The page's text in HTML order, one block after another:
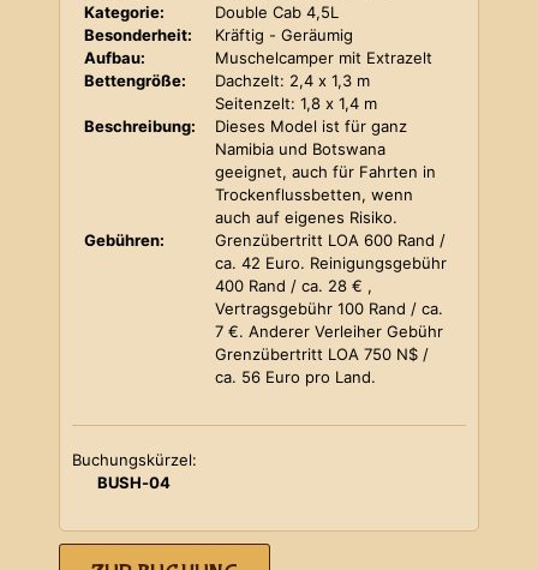
Kategorie:
Double Cab 4,5L
Besonderheit:
Kräftig - Geräumig
Aufbau:
Muschelcamper mit Extrazelt
Bettengröße:
Dachzelt: 2,4 x 1,3 m
Seitenzelt: 1,8 x 1,4 m
Beschreibung:
Dieses Model ist für ganz
Namibia und Botswana
geeignet, auch für Fahrten in
Trockenflussbetten, wenn
auch auf eigenes Risiko.
Gebühren:
Grenzübertritt LOA 600 Rand /
ca. 42 Euro. Reinigungsgebühr
400 Rand / ca. 28 € ,
Vertragsgebühr 100 Rand / ca.
7 €. Anderer Verleiher Gebühr
Grenzübertritt LOA 750 N$ /
ca. 56 Euro pro Land.
Buchungskürzel:
BUSH-04